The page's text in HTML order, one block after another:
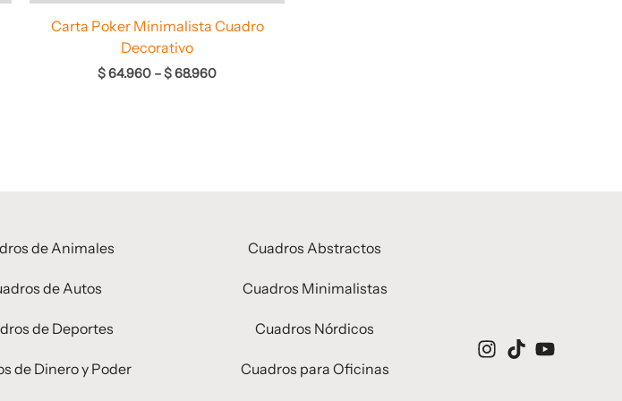
Carta Poker Minimalista Cuadro
Decorativo
$64.960 –$68.960
de Animales
de Autos
de Deportes
de Dinero y Poder
Cuadros Abstractos
Cuadros Minimalistas
Cuadros Nórdicos
Cuadros para Oficinas